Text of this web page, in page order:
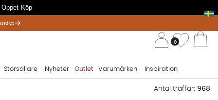
Köp
0
Storsäljare Nyheter Outlet Varumärken Inspiration
Antal träffar: 968